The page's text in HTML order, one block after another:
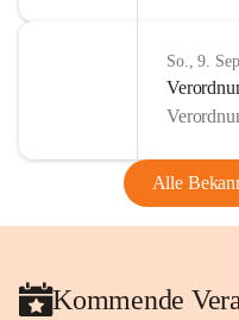
So., 9.
Alle
Kommende